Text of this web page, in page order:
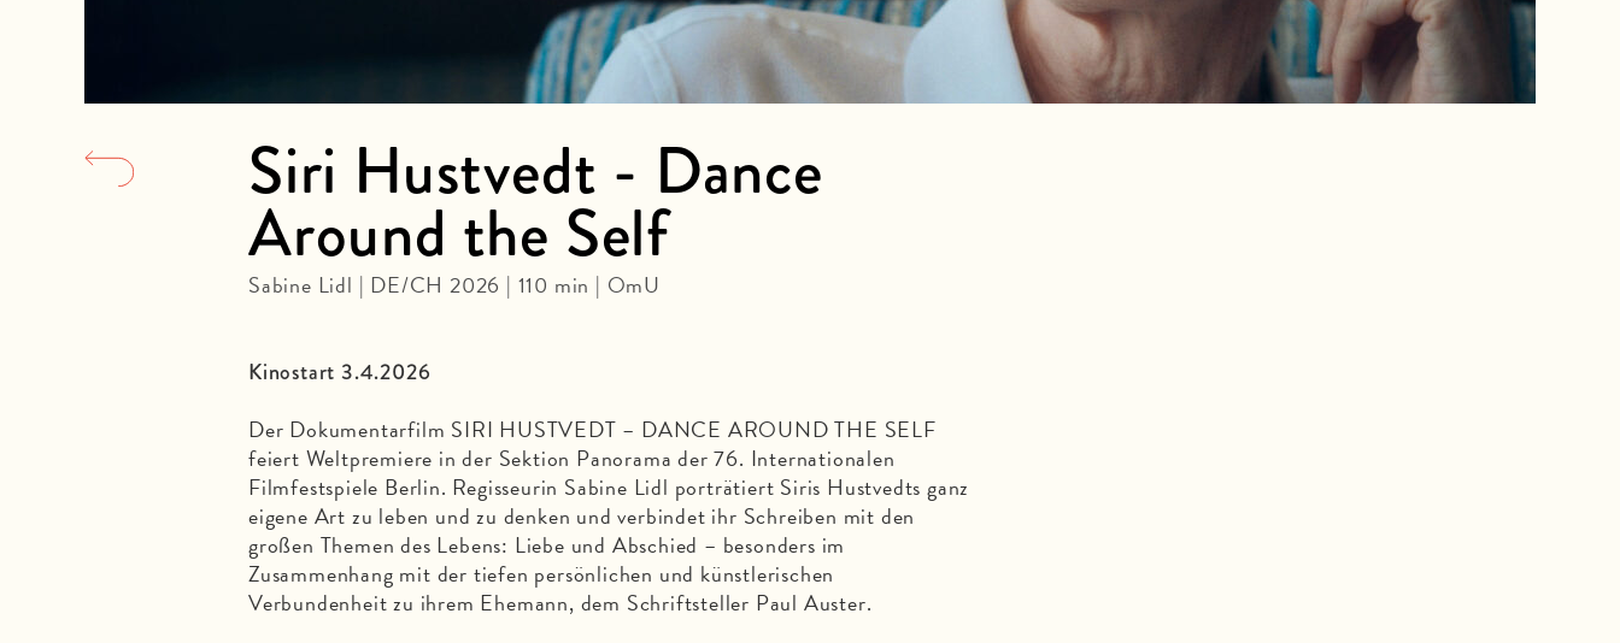
Siri Hustvedt - Dance
Around the Self
Sabine Lidl | DE/CH 2026 | 110 min | OmU
Kinostart 3.4.2026
Der Dokumentarfilm SIRI HUSTVEDT – DANCE AROUND THE SELF
feiert Weltpremiere in der Sektion Panorama der 76. Internationalen
Filmfestspiele Berlin. Regisseurin Sabine Lidl porträtiert Siris Hustvedts ganz
eigene Art zu leben und zu denken und verbindet ihr Schreiben mit den
großen Themen des Lebens: Liebe und Abschied – besonders im
Zusammenhang mit der tiefen persönlichen und künstlerischen
Verbundenheit zu ihrem Ehemann, dem Schriftsteller Paul Auster.